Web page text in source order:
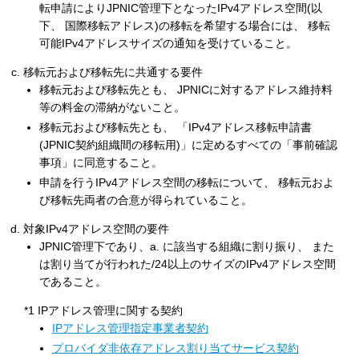
転申請によりJPNIC管理下となったIPv4アドレス空間(以
下、 国際移転アドレス)の移転を希望する場合には、 移転
可能IPv4アドレスサイズの通知を受けていること。
移転元および移転先に共通する要件
移転元および移転先とも、 JPNICに対するアドレス維持料
等の料金の滞納がないこと。
移転元および移転先とも、 「IPv4アドレス移転申請書
(JPNIC契約組織間の移転用)」に定めるすべての「事前確認
事項」に同意すること。
申請を行うIPv4アドレス空間の移転について、 移転元およ
び移転先両者の合意が得られていること。
対象IPv4アドレス空間の要件
JPNIC管理下であり、a. に該当する組織に割り振り、 また
は割り当てが行われた/24以上のサイズのIPv4アドレス空間
であること。
*1 IPアドレス管理に関する契約
IPアドレス管理指定事業者契約
プロバイダ非依存アドレス割り当てサービス契約